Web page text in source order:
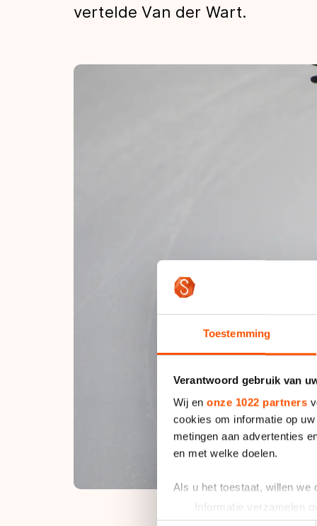
Toestemming
Verantwoord gebruik van
Wij en onze 1022 partners
cookies om informatie op
metingen aan advertenties
en met welke doelen.
Als u het toestaat, willen we
Informatie verzamelen
Schaatsfans
Olympische
vertelde Van der Wart.